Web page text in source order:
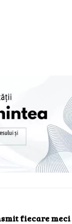
fiecare meci